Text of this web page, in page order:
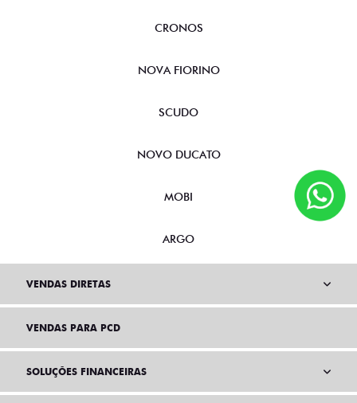
CRONOS
NOVA FIORINO
SCUDO
NOVO DUCATO
MOBI
ARGO
VENDAS DIRETAS
VENDAS PARA PCD
SOLUÇÕES FINANCEIRAS